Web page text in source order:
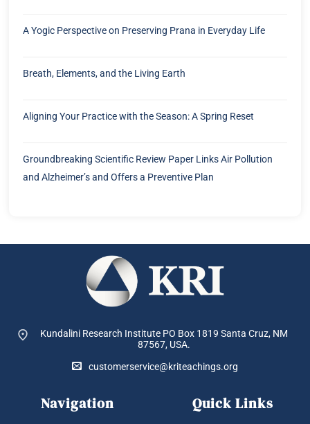
A Yogic Perspective on Preserving Prana in Everyday Life
Breath, Elements, and the Living Earth
Aligning Your Practice with the Season: A Spring Reset
Groundbreaking Scientific Review Paper Links Air Pollution
and Alzheimer’s and Offers a Preventive Plan
Kundalini Research Institute PO Box 1819 Santa Cruz, NM
87567, USA.
customerservice@kriteachings.org
Navigation Quick Links